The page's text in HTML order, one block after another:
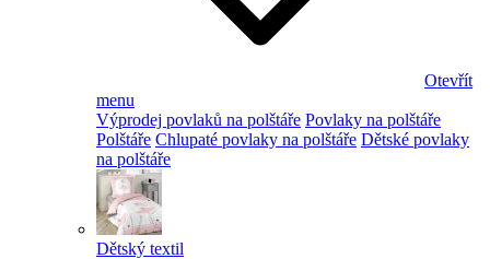
Otevřít
menu
Výprodej povlaků na polštáře Povlaky na polštáře
Polštáře Chlupaté povlaky na polštáře Dětské povlaky
na polštáře
Dětský textil